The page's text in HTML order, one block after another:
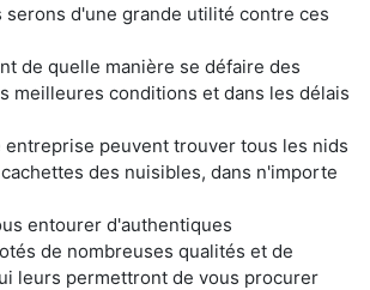
serons d'une grande utilité contre ces
de quelle manière se défaire des
meilleures conditions et dans les délais
entreprise peuvent trouver tous les nids
des nuisibles, dans n'importe
entourer d'authentiques
de nombreuses qualités et de
leurs permettront de vous procurer